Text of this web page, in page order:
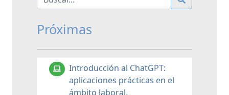
Próximas
Introducción al ChatGPT:
aplicaciones prácticas en el
ámbito laboral.